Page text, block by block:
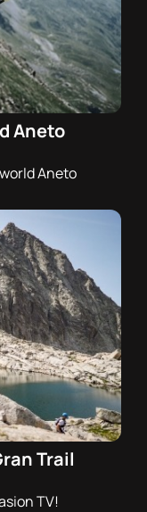
Aneto
Aneto
Trail
TV!